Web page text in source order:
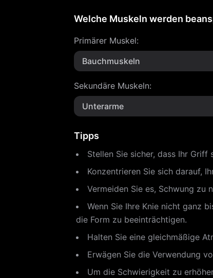
Welche Muskeln werden
Primärer Muskel:
Bauchmuskeln
Sekundäre Muskeln:
Unterarme
Tipps
Stellen Sie sicher, dass Ihr
Konzentrieren Sie sich darauf,
Vermeiden Sie es, Schwung zu
Wenn Sie Ihre Knie nicht ganz
die Form zu beeinträchtigen.
Halten Sie eine gleichmäßige
Erwägen Sie die Verwendung
Um die Schwierigkeit zu